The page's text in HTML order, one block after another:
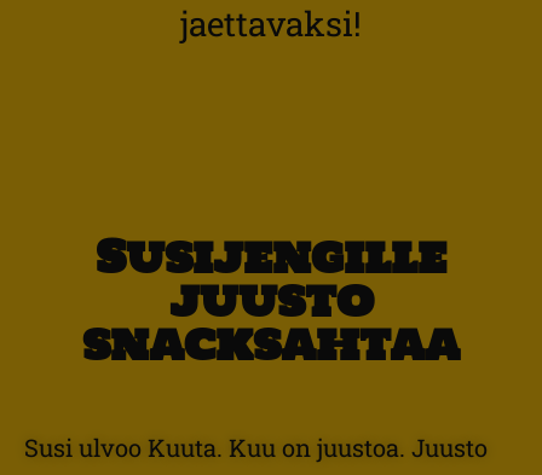
jaettavaksi!
Susijengille
juusto
snacksahtaa
Susi ulvoo Kuuta. Kuu on juustoa. Juusto